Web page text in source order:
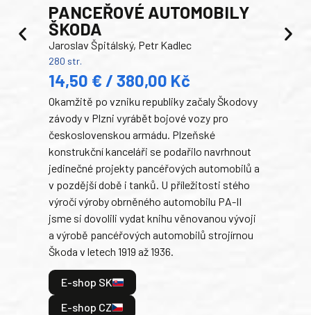
PANCEŘOVÉ AUTOMOBILY
ŠKODA
Jaroslav Špitálský, Petr Kadlec
280 str.
14,50 € / 380,00 Kč
Okamžitě po vzniku republiky začaly Škodovy
závody v Plzni vyrábět bojové vozy pro
československou armádu. Plzeňské
konstrukční kanceláři se podařilo navrhnout
jedinečné projekty pancéřových automobilů a
v pozdější době i tanků. U příležitosti stého
výročí výroby obrněného automobilu PA-II
jsme si dovolili vydat knihu věnovanou vývoji
a výrobě pancéřových automobilů strojírnou
Škoda v letech 1919 až 1936.
E-shop SK
E-shop CZ